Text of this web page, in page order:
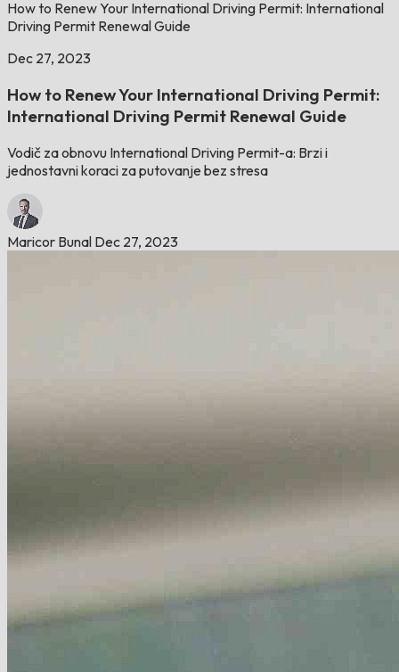
How to Renew Your International Driving Permit: International
Driving Permit Renewal Guide
Dec 27, 2023
How to Renew Your International Driving Permit:
International Driving Permit Renewal Guide
Vodič za obnovu International Driving Permit-a: Brzi i
jednostavni koraci za putovanje bez stresa
Maricor Bunal Dec 27, 2023